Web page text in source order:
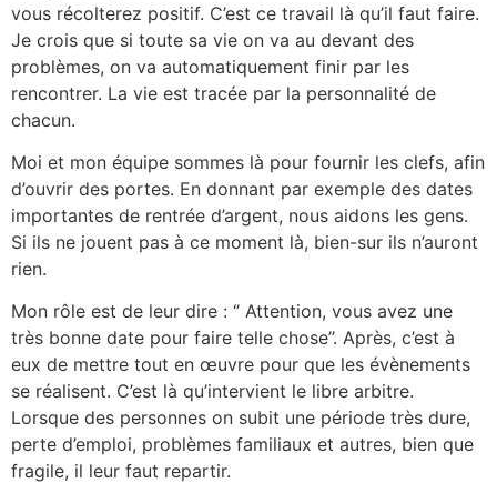
vous récolterez positif. C’est ce travail là qu’il faut faire.
Je crois que si toute sa vie on va au devant des
problèmes, on va automatiquement finir par les
rencontrer. La vie est tracée par la personnalité de
chacun.
Moi et mon équipe sommes là pour fournir les clefs, afin
d’ouvrir des portes. En donnant par exemple des dates
importantes de rentrée d’argent, nous aidons les gens.
Si ils ne jouent pas à ce moment là, bien-sur ils n’auront
rien.
Mon rôle est de leur dire : ‘’ Attention, vous avez une
très bonne date pour faire telle chose’’. Après, c’est à
eux de mettre tout en œuvre pour que les évènements
se réalisent. C’est là qu’intervient le libre arbitre.
Lorsque des personnes on subit une période très dure,
perte d’emploi, problèmes familiaux et autres, bien que
fragile, il leur faut repartir.